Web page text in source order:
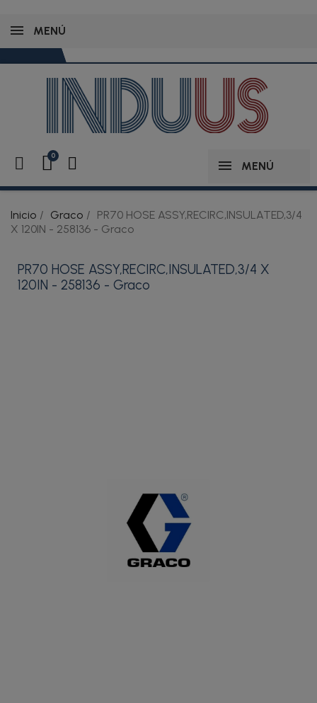
MENÚ
MENÚ
Inicio Graco
PR70 HOSE ASSY,RECIRC,INSULATED,3/4
X 120IN - 258136 - Graco
PR70 HOSE ASSY,RECIRC,INSULATED,3/4 X
120IN - 258136 - Graco